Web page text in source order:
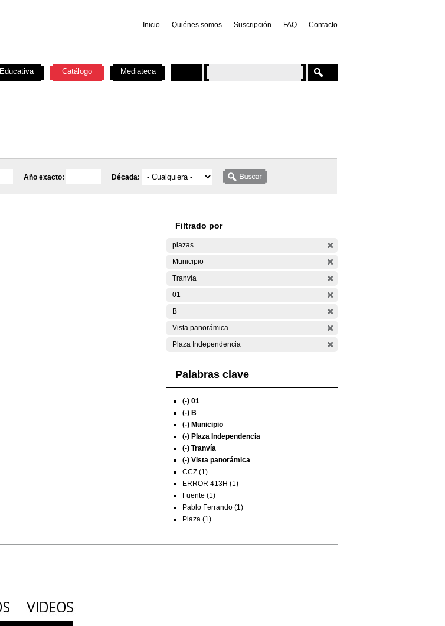
Inicio Quiénes somos Suscripción FAQ Contacto
Año exacto: Década:
Filtrado por
plazas
Municipio
Tranvía
01
B
Vista panorámica
Plaza Independencia
Palabras clave
(-) 01
(-) B
(-) Municipio
(-) Plaza Independencia
(-) Tranvía
(-) Vista panorámica
CCZ (1)
ERROR 413H (1)
Fuente (1)
Pablo Ferrando (1)
Plaza (1)
Educativa Catálogo Mediateca